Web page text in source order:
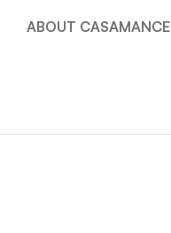
ABOUT CASAMANCE